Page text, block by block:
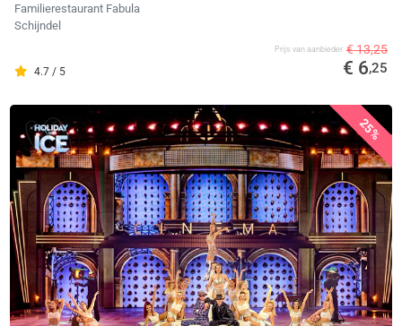
Familierestaurant Fabula
Schijndel
4.7 / 5
Prijs van aanbieder € 13,25
€ 6,25
25%